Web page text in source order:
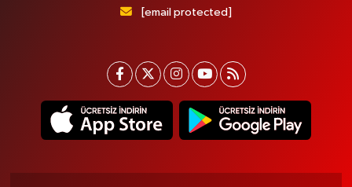
[email protected]